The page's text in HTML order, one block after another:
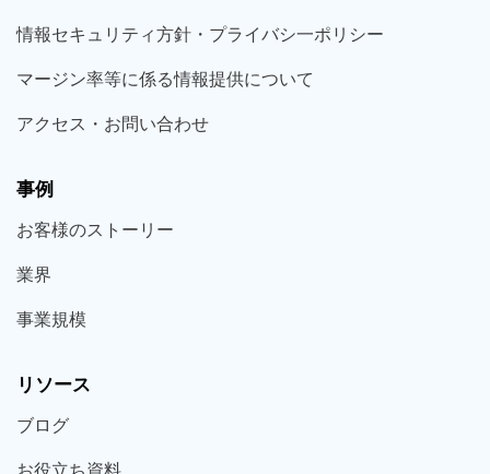
情報セキュリティ方針・プライバシ一ポリシー
マージン率等に係る情報提供について
アクセス・お問い合わせ
事例
お客様のストーリー
業界
事業規模
リソース
ブログ